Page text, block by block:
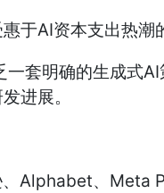
于AI资本支出热潮
套明确的生成式
进展。
Alphabet、